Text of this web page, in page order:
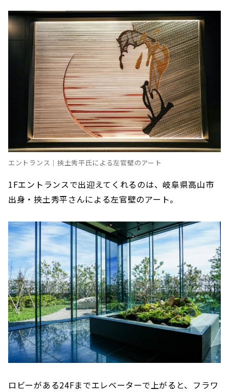
エントランス｜挾土秀平氏による左官壁のアート
1Fエントランスで出迎えてくれるのは、岐阜県高山市
出身・挾土秀平さんによる左官壁のアート。
ロビーがある24Fまでエレベーターで上がると、フラワ